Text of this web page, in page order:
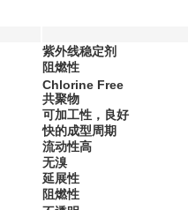
紫外线稳定剂
阻燃性
Chlorine Free
共聚物
可加工性，良好
快的成型周期
流动性高
无溴
延展性
阻燃性